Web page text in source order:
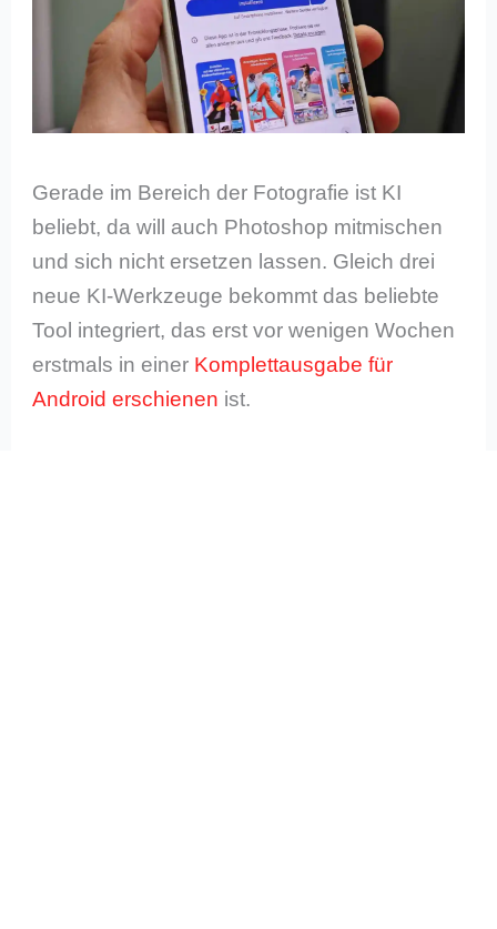
Gerade im Bereich der Fotografie ist KI
beliebt, da will auch Photoshop mitmischen
und sich nicht ersetzen lassen. Gleich drei
neue KI-Werkzeuge bekommt das beliebte
Tool integriert, das erst vor wenigen Wochen
erstmals in einer Komplettausgabe für
Android erschienen ist.